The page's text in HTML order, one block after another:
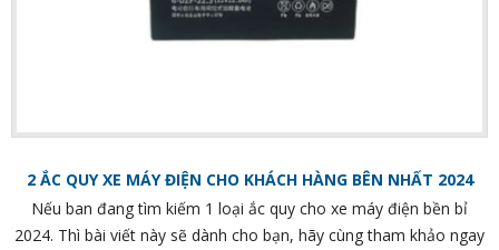
2 ẮC QUY XE MÁY ĐIỆN CHO KHÁCH HÀNG BÊN NHẤT 2024
Nếu ban đang tìm kiếm 1 loại ắc quy cho xe máy điện bền bỉ
2024. Thì bài viết này sẽ dành cho bạn, hãy cùng tham khảo ngay